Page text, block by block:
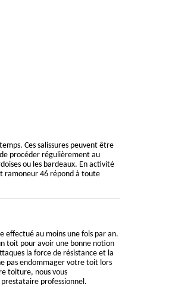
Ces salissures peuvent être
procéder régulièrement au
ou les bardeaux. En activité
ramoneur 46 répond à toute
au moins une fois par an.
toit pour avoir une bonne notion
la force de résistance et la
pas endommager votre toit lors
toiture, nous vous
professionnel.